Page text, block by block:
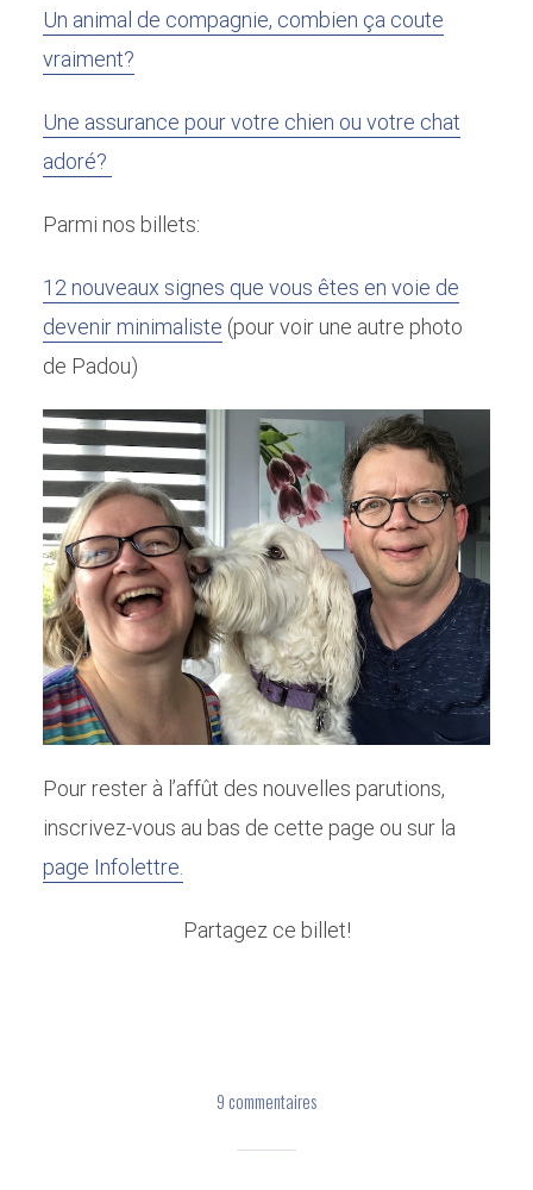
Un animal de compagnie, combien ça coute
vraiment?
Une assurance pour votre chien ou votre chat
adoré?
Parmi nos billets:
12 nouveaux signes que vous êtes en voie de
devenir minimaliste (pour voir une autre photo
de Padou)
Pour rester à l’affût des nouvelles parutions,
inscrivez-vous au bas de cette page ou sur la
page Infolettre.
Partagez ce billet!
9 commentaires